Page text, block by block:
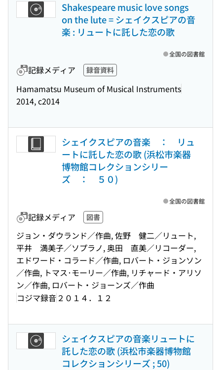
Shakespeare music love songs
on the lute = シェイクスピアの音
楽 : リュートに託した恋の歌
記録メディア 録音資料
Hamamatsu Museum of Musical Instruments
2014, c2014
全国の図書館
シェイクスピアの音楽 ： リュ
ートに託した恋の歌 (浜松市楽器
博物館コレクションシリー
ズ ： ５０)
記録メディア 図書
ジョン・ダウランド／作曲, 佐野 健二／リュート,
平井 満美子／ソプラノ, 奥田 直美／リコーダー,
エドワード・コラード／作曲, ロバート・ジョンソン
／作曲, トマス･モーリー／作曲, リチャード・アリソ
ン／作曲, ロバート・ジョーンズ／作曲
コジマ録音 ２０１４．１２
全国の図書館
シェイクスピアの音楽リュートに
託した恋の歌 (浜松市楽器博物館
コレクションシリーズ ; 50)